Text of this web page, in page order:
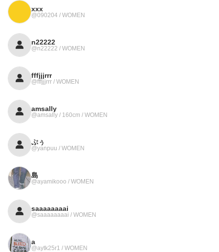
xxx
@090204 / WOMEN
n22222
@n22222 / WOMEN
fffjjjrrr
@fffjjjrrr / WOMEN
amsally
@amsally / 160cm / WOMEN
ぷぅ
@yanpuu / WOMEN
島
@ayamikooo / WOMEN
saaaaaaaai
@saaaaaaaai / WOMEN
a
@aytk25r1 / WOMEN